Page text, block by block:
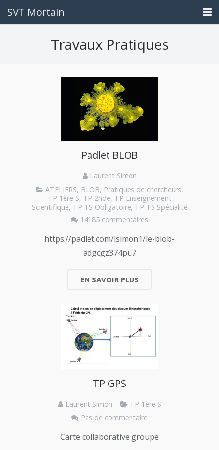
SVT Mortain
Ce que vous êtes devenus
Travaux Pratiques
Padlet BLOB
Laurent Simon
ATELIERS, BLOB, Pratiques de chercheurs,
TP 1ère S, TP 2nde, TP Enseignement
Scientifique, TP TS Obligatoire, TP TS Spécialité
14185 commentaires
https://padlet.com/lsimon1/le-blob-
adgcgz374pu7
EN SAVOIR PLUS
TP GPS
Laurent Simon
TP 1ère S
Pas de commentaire
Carte collaborative groupe